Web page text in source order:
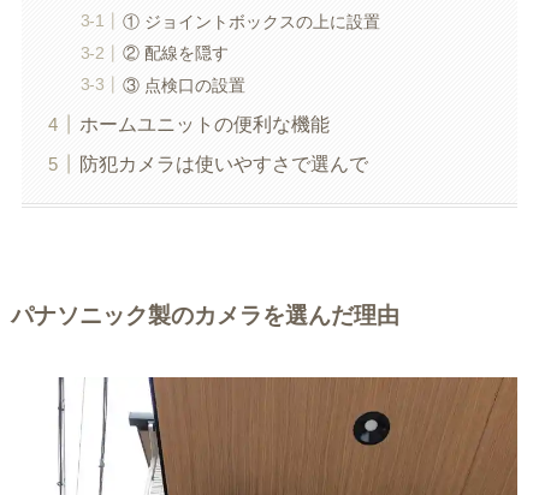
① ジョイントボックスの上に設置
② 配線を隠す
③ 点検口の設置
ホームユニットの便利な機能
防犯カメラは使いやすさで選んで
パナソニック製のカメラを選んだ理由